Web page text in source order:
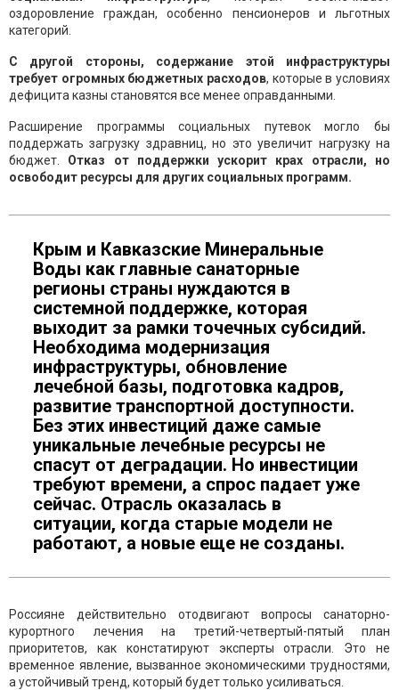
оздоровление граждан, особенно пенсионеров и льготных
категорий.
С другой стороны, содержание этой инфраструктуры
требует огромных бюджетных расходов, которые в условиях
дефицита казны становятся все менее оправданными.
Расширение программы социальных путевок могло бы
поддержать загрузку здравниц, но это увеличит нагрузку на
бюджет. Отказ от поддержки ускорит крах отрасли, но
освободит ресурсы для других социальных программ.
Крым и Кавказские Минеральные
Воды как главные санаторные
регионы страны нуждаются в
системной поддержке, которая
выходит за рамки точечных субсидий.
Необходима модернизация
инфраструктуры, обновление
лечебной базы, подготовка кадров,
развитие транспортной доступности.
Без этих инвестиций даже самые
уникальные лечебные ресурсы не
спасут от деградации. Но инвестиции
требуют времени, а спрос падает уже
сейчас. Отрасль оказалась в
ситуации, когда старые модели не
работают, а новые еще не созданы.
Россияне действительно отодвигают вопросы санаторно-
курортного лечения на третий-четвертый-пятый план
приоритетов, как констатируют эксперты отрасли. Это не
временное явление, вызванное экономическими трудностями,
а устойчивый тренд, который будет только усиливаться.